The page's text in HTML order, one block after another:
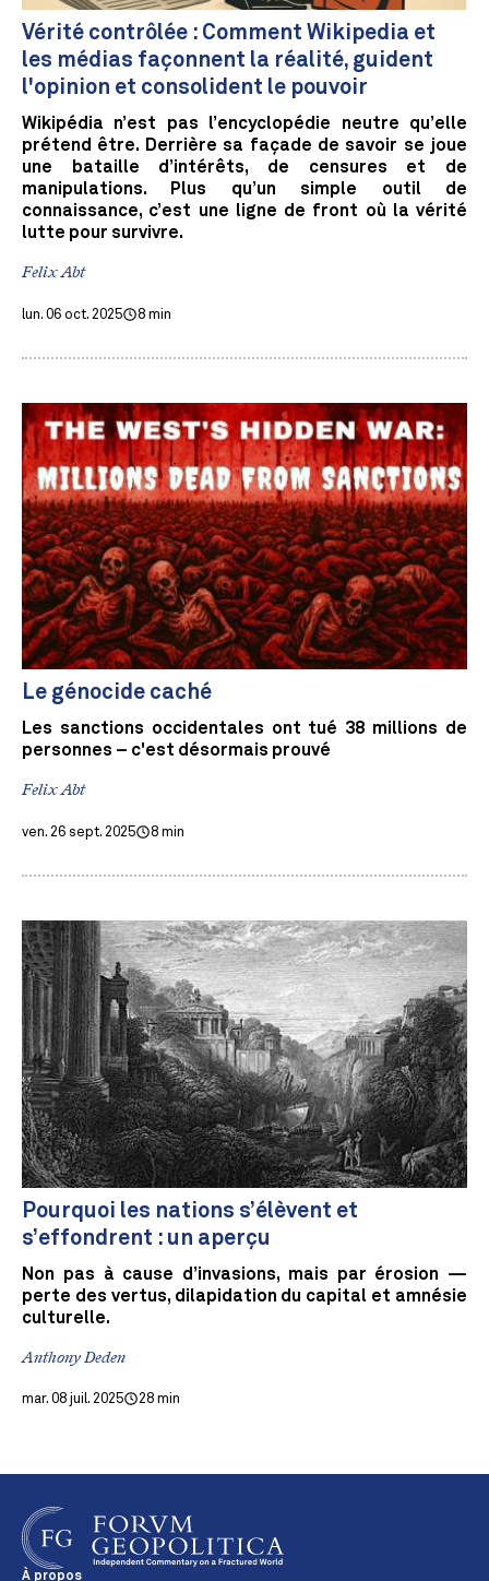
Vérité contrôlée : Comment Wikipedia et
les médias façonnent la réalité, guident
l'opinion et consolident le pouvoir
Wikipédia n’est pas l’encyclopédie neutre qu’elle
prétend être. Derrière sa façade de savoir se joue
une bataille d’intérêts, de censures et de
manipulations. Plus qu’un simple outil de
connaissance, c’est une ligne de front où la vérité
lutte pour survivre.
Felix Abt
lun. 06 oct. 2025 8 min
Le génocide caché
Les sanctions occidentales ont tué 38 millions de
personnes – c'est désormais prouvé
Felix Abt
ven. 26 sept. 2025 8 min
Pourquoi les nations s’élèvent et
s’effondrent : un aperçu
Non pas à cause d’invasions, mais par érosion —
perte des vertus, dilapidation du capital et amnésie
culturelle.
Anthony Deden
mar. 08 juil. 2025 28 min
À propos